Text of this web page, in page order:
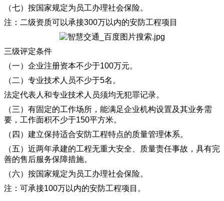
（七）按国家规定为员工办理社会保险。
注：二级资质可以承接300万以内的安防工程项目
三级评定条件
（一）企业注册资本不少于100万元。
（二）专业技术人员不少于5名。
法定代表人和专业技术人员须均无犯罪记录。
（三）有固定的工作场所，能满足企业机构设置及其业务需
要，工作面积不少于150平方米。
（四）建立保持适合安防工程特点的质量管理体系。
（五）近两年承建的工程无重大安全、质量责任事故，具有完
善的售后服务保障措施。
（六）按国家规定为员工办理社会保险。
注：可承接100万以内的安防工程项目。